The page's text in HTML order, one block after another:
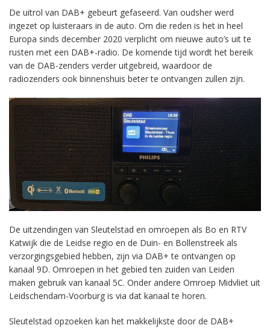
De uitrol van DAB+ gebeurt gefaseerd. Van oudsher werd
ingezet op luisteraars in de auto. Om die reden is het in heel
Europa sinds december 2020 verplicht om nieuwe auto’s uit te
rusten met een DAB+-radio. De komende tijd wordt het bereik
van de DAB-zenders verder uitgebreid, waardoor de
radiozenders ook binnenshuis beter te ontvangen zullen zijn.
De uitzendingen van Sleutelstad en omroepen als Bo en RTV
Katwijk die de Leidse regio en de Duin- en Bollenstreek als
verzorgingsgebied hebben, zijn via DAB+ te ontvangen op
kanaal 9D. Omroepen in het gebied ten zuiden van Leiden
maken gebruik van kanaal 5C. Onder andere Omroep Midvliet uit
Leidschendam-Voorburg is via dat kanaal te horen.
Sleutelstad opzoeken kan het makkelijkste door de DAB+